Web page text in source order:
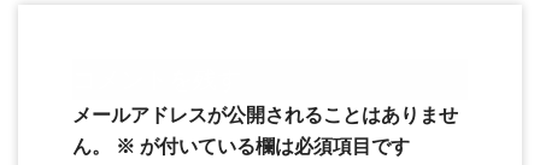
メールアドレスが公開されることはありませ
ん。
※ が付いている欄は必須項目です